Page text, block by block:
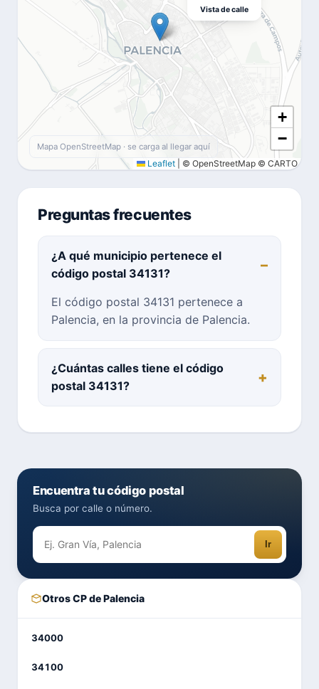
+
−
Leaflet © OpenStreetMap © CARTO
Vista de calle
Mapa OpenStreetMap · se carga al llegar aquí
Preguntas frecuentes
¿A qué municipio pertenece el
código postal 34131?
El código postal 34131 pertenece a
Palencia, en la provincia de Palencia.
¿Cuántas calles tiene el código
postal 34131?
Encuentra tu código postal
Busca por calle o número.
Ir
Otros CP de Palencia
34000
34100